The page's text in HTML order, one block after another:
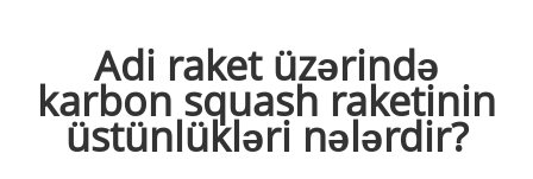
Adi raket üzərində
karbon squash raketinin
üstünlükləri nələrdir?